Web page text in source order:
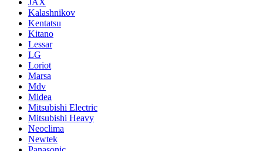
JAX
Kalashnikov
Kentatsu
Kitano
Lessar
LG
Loriot
Marsa
Mdv
Midea
Mitsubishi Electric
Mitsubishi Heavy
Neoclima
Newtek